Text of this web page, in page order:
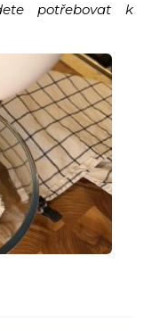
potřebovat k